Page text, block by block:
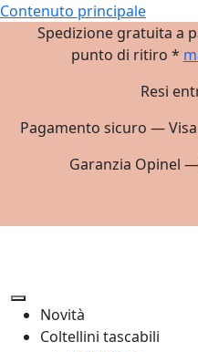
Contenuto principale
Spedizione gratuita a
punto di ritiro *
Resi
Pagamento sicuro —
Garanzia Opinel
Novità
Coltellini tascabili